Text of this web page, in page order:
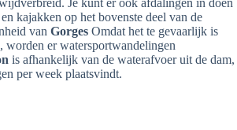
en kajakken op het bovenste deel van de
van Gorges Omdat het te gevaarlijk is
er watersportwandelingen
is afhankelijk van de waterafvoer uit de dam,
per week plaatsvindt.